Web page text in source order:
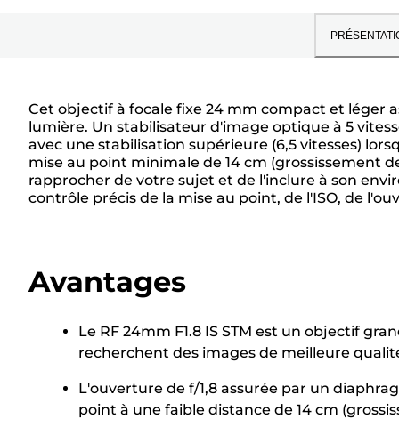
Cet objectif à focale fixe 24 mm compact et léger
lumière. Un stabilisateur d'image optique à 5
avec une stabilisation supérieure (6,5 vitesses)
mise au point minimale de 14 cm (grossissement
rapprocher de votre sujet et de l'inclure à son
contrôle précis de la mise au point, de l'ISO, de
Avantages
Le RF 24mm F1.8 IS STM est un objectif
recherchent des images de meilleure
L'ouverture de f/1,8 assurée par un
point à une faible distance de 14 cm